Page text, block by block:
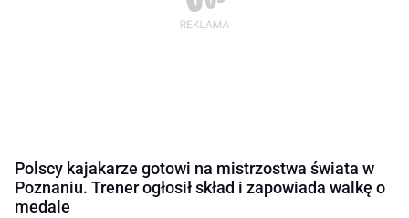
Polscy kajakarze gotowi na mistrzostwa świata w
Poznaniu. Trener ogłosił skład i zapowiada walkę o
medale